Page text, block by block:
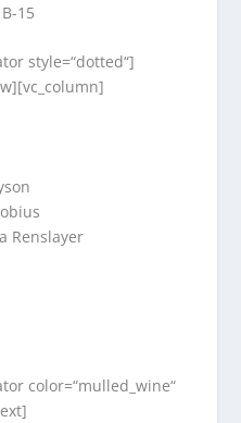
15
style=“dotted“]
Renslayer
color=“mulled_wine“